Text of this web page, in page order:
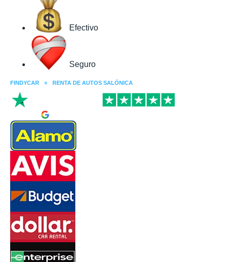
Efectivo
Seguro
FINDYCAR » RENTA DE AUTOS SALÓNICA